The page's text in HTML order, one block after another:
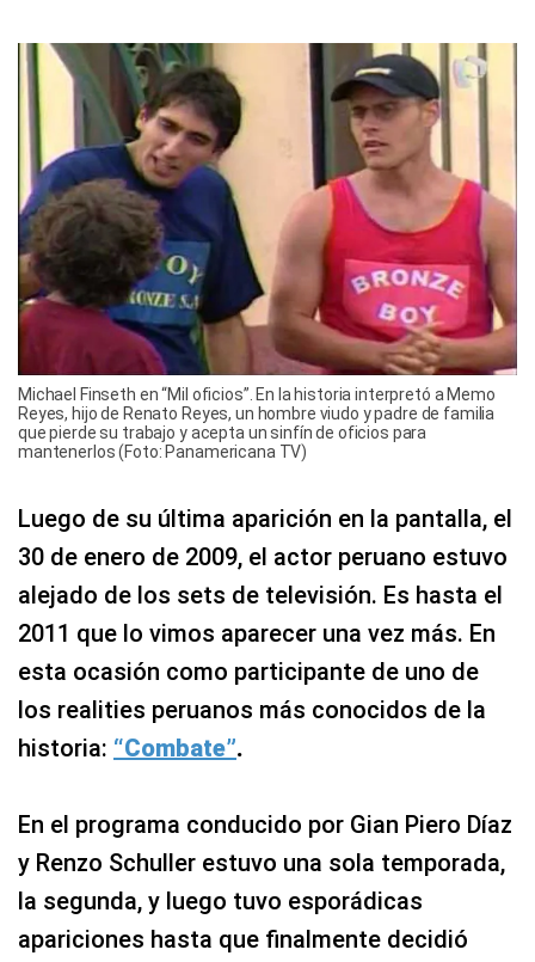
Michael Finseth en “Mil oficios”. En la historia interpretó a Memo
Reyes, hijo de Renato Reyes, un hombre viudo y padre de familia
que pierde su trabajo y acepta un sinfín de oficios para
mantenerlos (Foto: Panamericana TV)
Luego de su última aparición en la pantalla, el
30 de enero de 2009, el actor peruano estuvo
alejado de los sets de televisión. Es hasta el
2011 que lo vimos aparecer una vez más. En
esta ocasión como participante de uno de
los realities peruanos más conocidos de la
historia: “Combate”.
En el programa conducido por Gian Piero Díaz
y Renzo Schuller estuvo una sola temporada,
la segunda, y luego tuvo esporádicas
apariciones hasta que finalmente decidió